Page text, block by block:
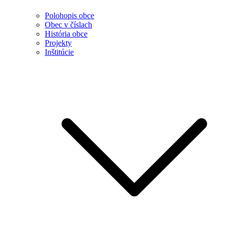
Polohopis obce
Obec v číslach
História obce
Projekty
Inštitúcie